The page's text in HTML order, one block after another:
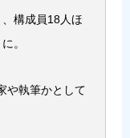
構成員18人ほ
。
や執筆かとして